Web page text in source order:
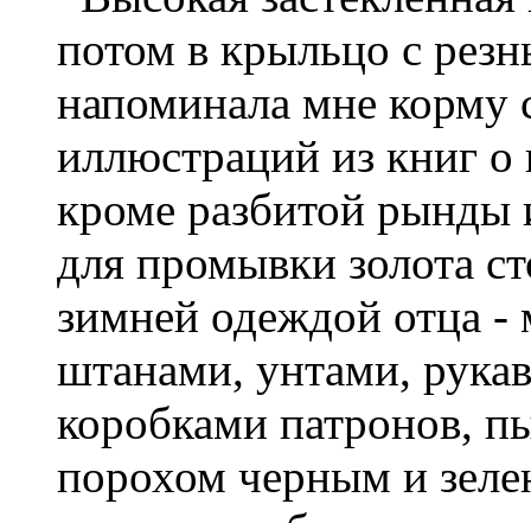
потом в крыльцо с
напоминала мне корму
иллюстраций из книг
кроме разбитой рынды
для промывки золота
зимней одеждой отца
штанами, унтами,
коробками патронов,
порохом черным и